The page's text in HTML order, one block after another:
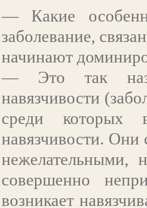
— Какие
заболевание,
начинают
— Это так
навязчивости
среди которых
навязчивости. Они
нежелательными,
совершенно
возникает